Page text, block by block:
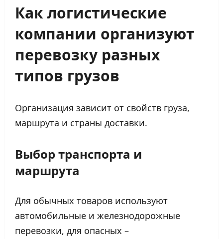
Как логистические
компании организуют
перевозку разных
типов грузов
Организация зависит от свойств груза,
маршрута и страны доставки.
Выбор транспорта и
маршрута
Для обычных товаров используют
автомобильные и железнодорожные
перевозки, для опасных –